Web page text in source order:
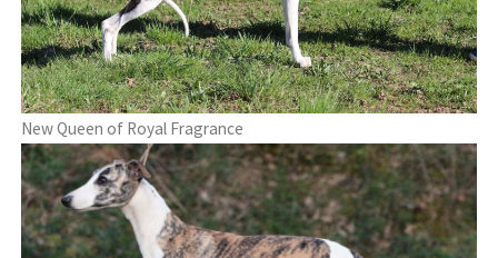
New Queen of Royal Fragrance